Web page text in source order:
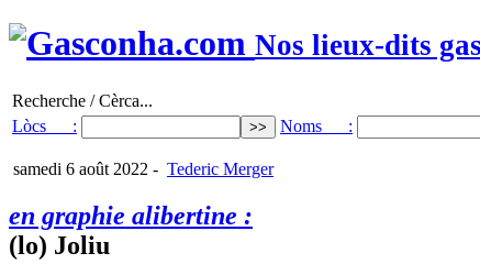
Nos lieux-dits
Recherche / Cèrca...
Lòcs :
Noms :
samedi 6 août 2022 - Tederic Merger
en graphie alibertine :
(lo) Joliu